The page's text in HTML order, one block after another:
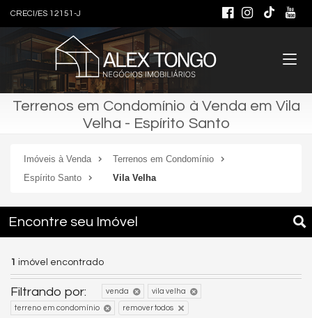
CRECI/ES 12151-J
Terrenos em Condomínio à Venda em Vila
Velha - Espírito Santo
Imóveis à Venda
Terrenos em Condomínio
Espírito Santo
Vila Velha
Encontre seu Imóvel
1 imóvel encontrado
Filtrando por: venda vila velha
terreno em condomínio remover todos